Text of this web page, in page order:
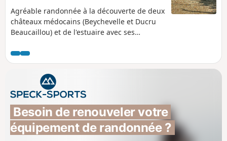
Agréable randonnée à la découverte de deux
châteaux médocains (Beychevelle et Ducru
Beaucaillou) et de l'estuaire avec ses
d'une longueur modeste peut constituer une
belle promenade familiale.
Besoin de renouveler votre
équipement de randonnée ?